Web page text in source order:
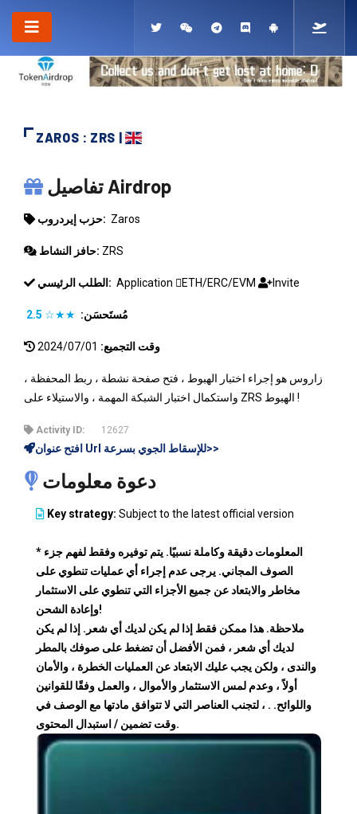
ZAROS : ZRS |
ZAROS
تفاصيل Airdrop
حزب إيردروب: Zaros
حافز النشاط: ZRS
الطلب الرئيسي: Application ETH/ERC/EVM Invite
مُستَحسَن: ★★☆
2.5
وقت التجميع: 2024/07/01
زاروس هو إجراء اختبار الهبوط ، فتح صفحة نشطة ، ربط المحفظة ،
واستكمال اختبار الشبكة المهمة ، والاستيلاء على ZRS الهبوط !
Activity ID: 12627
افتح عنوان Url للإسقاط الجوي بسرعة>>
دعوة معلومات
Key strategy: Subject to the latest official version
* المعلومات دقيقة وكاملة نسبيًا. يتم توفيره وفقط لفهم جزء
الصوف المجاني. يرجى عدم إجراء أي عمليات تنطوي على
مخاطر والابتعاد عن جميع الأجزاء التي تنطوي على الاستثمار
وإعادة الشحن!
ملاحظة. هذا ممكن فقط إذا لم يكن لديك أي شعر. إذا لم يكن
لديك أي شعر ، فمن الأفضل أن تضغط على صوفك بالمطر
والندى ، ولكن يجب عليك الابتعاد عن العمليات الخطرة ، والأمان
أولاً ، وعدم لمس الاستثمار والأموال ، والعمل وفقًا للقوانين
واللوائح. . ، لتجنب العناصر التي لا تتوافق مادتها مع الوصف في
وقت تضمين / استبدال المحتوى.